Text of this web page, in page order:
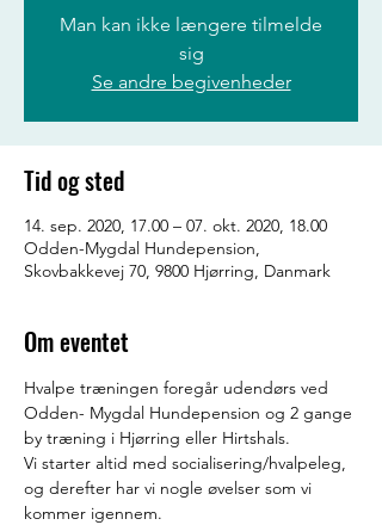
Man kan ikke længere tilmelde
sig
Se andre begivenheder
Tid og sted
14. sep. 2020, 17.00 – 07. okt. 2020, 18.00
Odden-Mygdal Hundepension,
Skovbakkevej 70, 9800 Hjørring, Danmark
Om eventet
Hvalpe træningen foregår udendørs ved
Odden- Mygdal Hundepension og 2 gange
by træning i Hjørring eller Hirtshals.
Vi starter altid med socialisering/hvalpeleg,
og derefter har vi nogle øvelser som vi
kommer igennem.